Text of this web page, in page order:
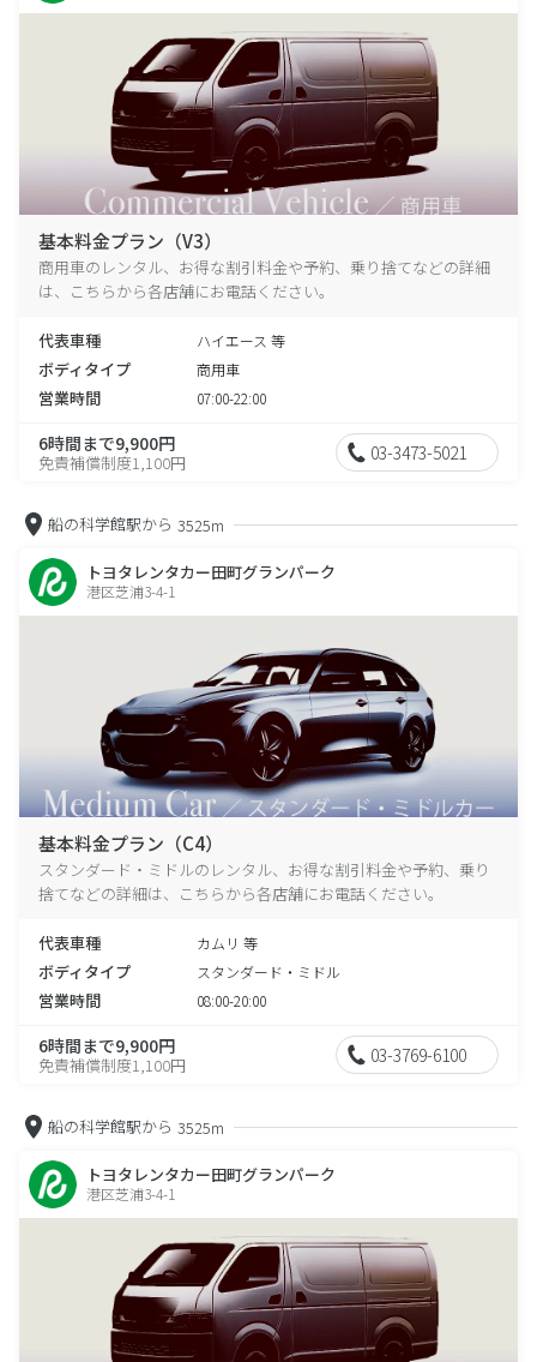
基本料金プラン（V3）
商用車のレンタル、お得な割引料金や予約、乗り捨てなどの詳細
は、こちらから各店舗にお電話ください。
代表車種 ハイエース 等
ボディタイプ 商用車
営業時間 07:00-22:00
6時間まで9,900円
免責補償制度1,100円 03-3473-5021
船の科学館駅から 3525m
トヨタレンタカー田町グランパーク
港区芝浦3-4-1
基本料金プラン（C4）
スタンダード・ミドルのレンタル、お得な割引料金や予約、乗り
捨てなどの詳細は、こちらから各店舗にお電話ください。
代表車種 カムリ 等
ボディタイプ スタンダード・ミドル
営業時間 08:00-20:00
6時間まで9,900円
免責補償制度1,100円 03-3769-6100
船の科学館駅から 3525m
トヨタレンタカー田町グランパーク
港区芝浦3-4-1